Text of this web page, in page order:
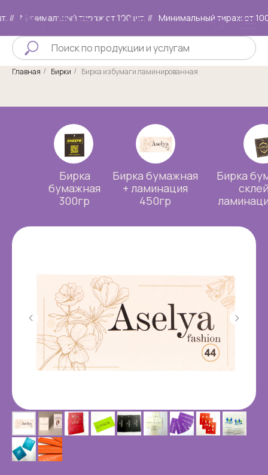
Минимальный тираж от 100 шт. // Минимальный тираж от 100
Главная / Бирки / Бирка из бумаги ламинированная
Бирка
Бирка бумажная
+ ламинация
450гр
Бирка
бумажная
300гр